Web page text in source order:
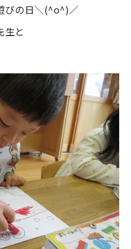
びの日＼(^o^)／
生と